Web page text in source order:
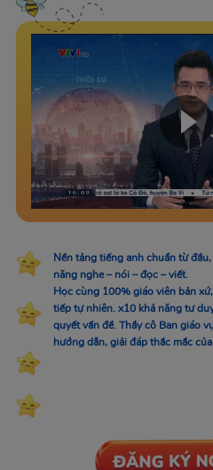
Nền tảng tiếng anh chuẩn từ
năng nghe – nói – đọc – viết.
Học cùng 100% giáo viên bản
tiếp tự nhiên. x10 khả năng tư
quyết vấn đề. Thầy cô Ban giáo
hướng dẫn, giải đáp thắc mắc